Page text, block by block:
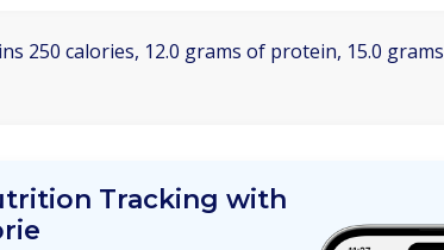
250 calories, 12.0 grams of protein, 15.0
Tracking with